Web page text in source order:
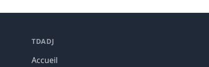
TDADJ
Accueil